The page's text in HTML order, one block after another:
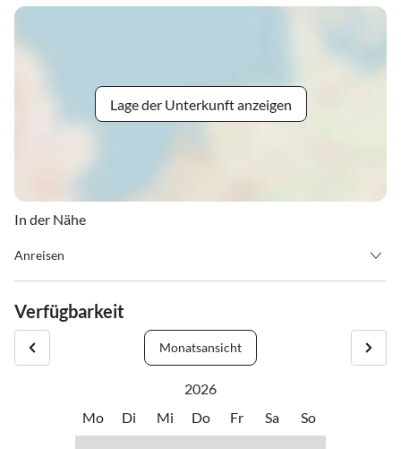
Lage der Unterkunft anzeigen
In der Nähe
Anreisen
Folgen Sie in Hof bei Salzburg der Bundesstraße (B 158) bis zum
Kreisverkehr Baderluck. Bei der 1. Ausfahrt biegen Sie in die
Hinterseestraße ein und nach einigen Kilometern erreichen Sie
Vom Salzburger Hauptbahnhof gibt es beste Postbusverbindungen
Verfügbarkeit
Monatsansicht
2026
Mo
Di Mi Do Fr Sa So